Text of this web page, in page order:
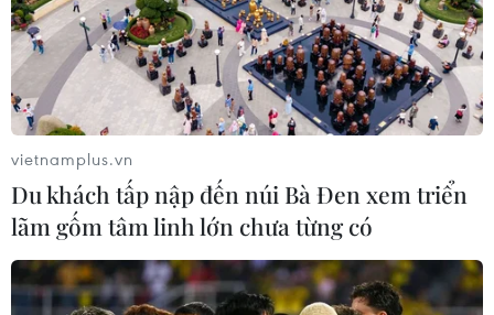
TIN CÙNG CHUYÊN MỤC
vietnamplus.vn
Du khách tấp nập đến núi Bà Đen xem triển
lãm gốm tâm linh lớn chưa từng có